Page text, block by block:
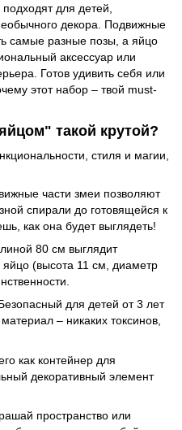
для детей,
декора. Подвижные
самые разные позы, а яйцо
аксессуар или
Готов удивить себя или
этот набор – твой must-
такой крутой?
стиля и магии,
части змеи позволяют
спирали до готовящейся к
как она будет выглядеть!
80 см выглядит
(высота 11 см, диаметр
для детей от 3 лет
– никаких токсинов,
как контейнер для
декоративный элемент
пространство или